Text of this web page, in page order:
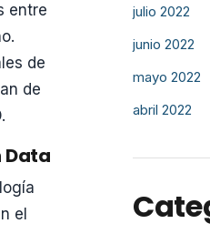
entre
de
de
Data
el
julio 2022
junio 2022
mayo 2022
abril 2022